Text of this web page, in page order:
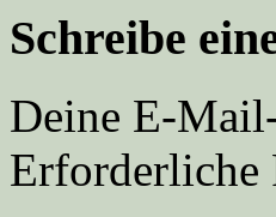
Schreibe
Deine E-